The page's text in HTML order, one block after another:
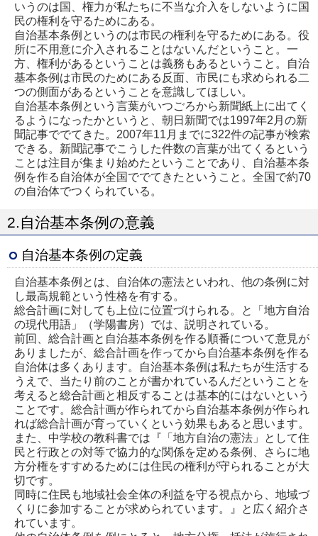
いうのは国、権力が私たちに不当な介入をしないように国
民の権利を守るためにある。
自治基本条例というのは市民の権利を守るためにある。役
所に不用意に介入されることはないんだということ。一
方、権利があるということは義務もあるということ。自治
基本条例は市民のためにある反面、市民にも求められる二
つの側面があるということを意識してほしい。
自治基本条例という言葉がいつごろから新聞紙上に出てく
るようになったかというと、朝日新聞では1997年2月の新
聞記事ででてきた。2007年11月までに322件の記事が検索
できる。新聞記事でこうした件数の言葉が出てくるという
ことは注目が集まり始めたということであり、自治基本条
例を作る自治体が全国ででてきたということ。全国で約70
の自治体でつくられている。
2.自治基本条例の意義
自治基本条例の定義
自治基本条例とは、自治体の憲法といわれ、他の条例に対
し最高規範という性格を有する。
総合計画に対しても上位に位置づけられる。と「地方自治
の現代用語」（学陽書房）では、説明されている。
前回、総合計画と自治基本条例を作る順番について意見が
ありましたが、総合計画を作ってから自治基本条例を作る
自治体は多くあります。自治基本条例は私たちが生活する
うえで、当たり前のことが書かれているんだということを
考えると総合計画と相反することは基本的にはないという
ことです。総合計画が作られてから自治基本条例が作られ
れば総合計画が育っていくという効果もあると思います。
また、中学校の教科書では『「地方自治の憲法」として住
民と行政との対等で協力的な関係を定める条例、さらに地
方分権をすすめるためには住民の権利が守られることが大
切です。
同時に住民も地域社会全体の利益を守る視点から、地域づ
くりに参加することが求められています。』と広く紹介さ
れています。